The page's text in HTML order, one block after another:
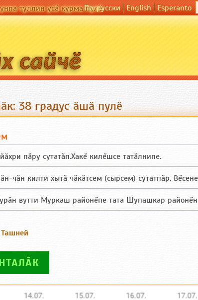
туллин усӑ курма пулӗПо-русски English Esperanto
38 градус ӑшӑ пулӗ
пăру сутатăп.Хакĕ килĕшсе татăлнипе.
чăн килти хытă чăкăтсем (сырсем) сутатпăр.
вутти Муркаш районĕпе тата Шупашкар районĕнчи